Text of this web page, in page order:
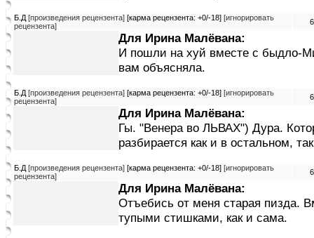
Б.Д [произведения рецензента] [карма рецензента: +0/-18] [игнорировать
рецензента]
Для Ирина Малёвана:
И пошли на хуй вместе с быдло-
вам объясняла.
Б.Д [произведения рецензента] [карма рецензента: +0/-18] [игнорировать
рецензента]
Для Ирина Малёвана:
Гы. "Венера во ЛЬВАХ") Дура.
разбирается как и в остальном,
Б.Д [произведения рецензента] [карма рецензента: +0/-18] [игнорировать
рецензента]
Для Ирина Малёвана:
Отъебись от меня старая пизда.
тупыми стишками, как и сама.